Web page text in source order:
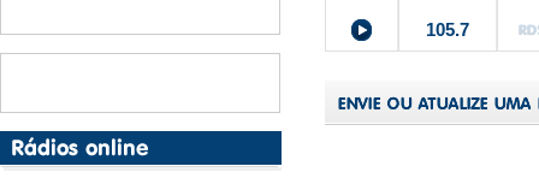
105.7